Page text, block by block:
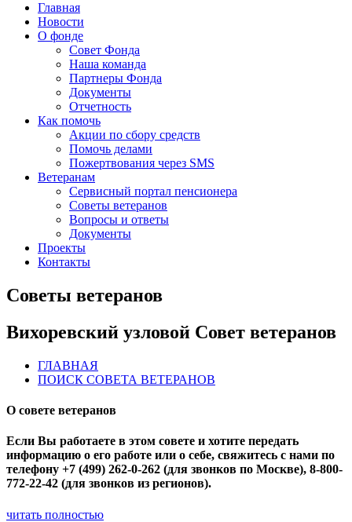
Главная
Новости
О фонде
Совет Фонда
Наша команда
Партнеры Фонда
Документы
Отчетность
Как помочь
Акции по сбору средств
Помочь делами
Пожертвования через SMS
Ветеранам
Сервисный портал пенсионера
Советы ветеранов
Вопросы и ответы
Документы
Проекты
Контакты
Советы ветеранов
Вихоревский узловой Совет ветеранов
ГЛАВНАЯ
ПОИСК СОВЕТА ВЕТЕРАНОВ
О совете ветеранов
Если Вы работаете в этом совете и хотите передать
информацию о его работе или о себе, свяжитесь с нами по
телефону +7 (499) 262-0-262 (для звонков по Москве), 8-800-
772-22-42 (для звонков из регионов).
читать полностью